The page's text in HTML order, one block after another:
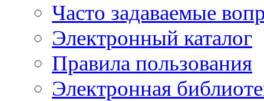
Часто задаваемые
Электронный каталог
Правила пользования
Электронная